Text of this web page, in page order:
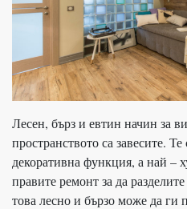
Лесен, бърз и евтин начин за
пространството са завесите.
декоративна функция, а най –
правите ремонт за да
това лесно и бързо може да ги